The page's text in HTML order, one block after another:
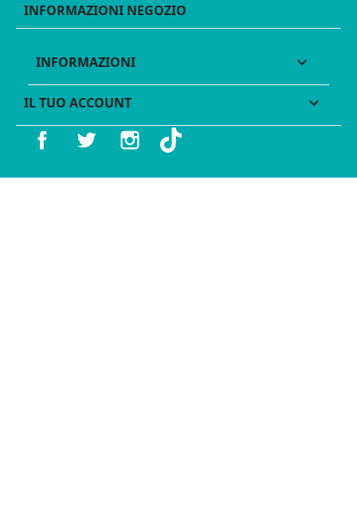
INFORMAZIONI NEGOZIO
INFORMAZIONI 
IL TUO ACCOUNT 
Facebook Twitter Instagram